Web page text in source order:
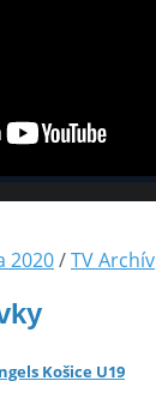
2020/TV Archív
Košice U19